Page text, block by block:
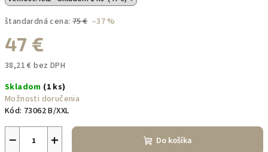
štandardná cena: 75 € –37 %
47 €
38,21 € bez DPH
cena:
Skladom (1 ks)
Možnosti doručenia
Kód: 73062 B/XXL
+
− Do košíka